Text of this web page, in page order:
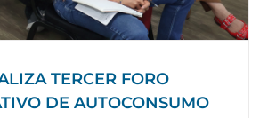
TERCER FORO
DE AUTOCONSUMO